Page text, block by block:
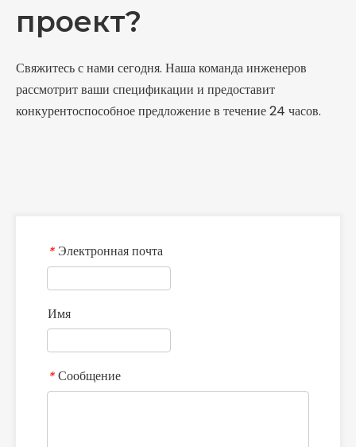
проект?
Свяжитесь с нами сегодня. Наша команда инженеров
рассмотрит ваши спецификации и предоставит
конкурентоспособное предложение в течение 24 часов.
* Электронная почта
Имя
* Сообщение